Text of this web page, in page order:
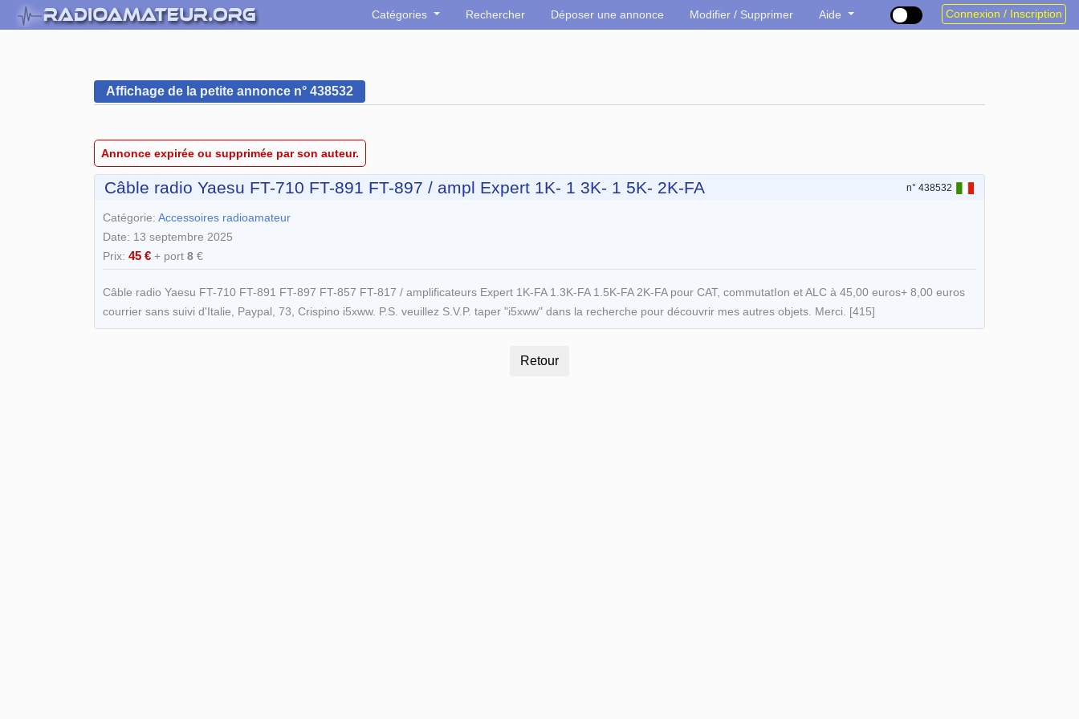
Catégories Rechercher Déposer une annonce Modifier / Supprimer Aide Connexion / Inscription
Affichage de la petite annonce n° 438532
Annonce expirée ou supprimée par son auteur.
Câble radio Yaesu FT-710 FT-891 FT-897 / ampl Expert 1K- 1 3K- 1 5K- 2K-FA n° 438532
Catégorie: Accessoires radioamateur
Date: 13 septembre 2025
Prix: 45 € + port 8€
Câble radio Yaesu FT-710 FT-891 FT-897 FT-857 FT-817 / amplificateurs Expert 1K-FA 1.3K-FA 1.5K-FA 2K-FA pour CAT, commutatIon et ALC à 45,00 euros+ 8,00 euros
courrier sans suivi d'Italie, Paypal, 73, Crispino i5xww. P.S. veuillez S.V.P. taper "i5xww" dans la recherche pour découvrir mes autres objets. Merci. [415]